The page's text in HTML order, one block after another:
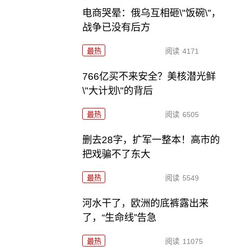
电商哭晕：俄乌互相砸\"饭碗\"，
战争已没有后方
最热 阅读 4171
766亿买不来安全？美核潜光鲜
\"大计划\"的背后
最热 阅读 6505
删去28字，扩军一整本！高市的
把戏骗不了东大
最热 阅读 5549
河水干了，欧洲的底裤露出来
了，“生命线”告急
最热 阅读 11075